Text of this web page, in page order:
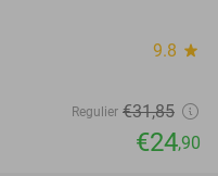
9.8 star
Regulier €31,85
€24,90